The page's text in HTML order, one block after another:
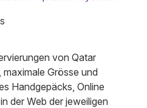
von Qatar
Grösse und
Handgepäcks, Online
der Web der jeweiligen